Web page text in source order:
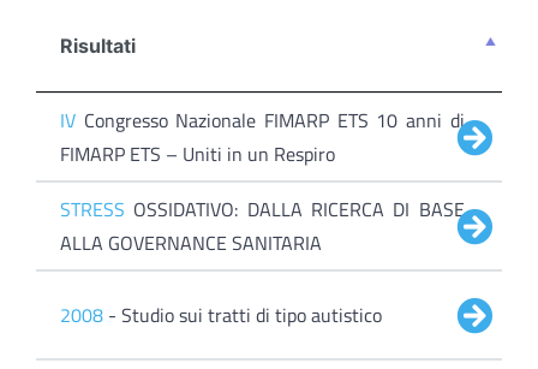
Risultati
IV Congresso Nazionale FIMARP ETS 10 anni di
FIMARP ETS – Uniti in un Respiro
STRESS OSSIDATIVO: DALLA RICERCA DI BASE
ALLA GOVERNANCE SANITARIA
2008 - Studio sui tratti di tipo autistico